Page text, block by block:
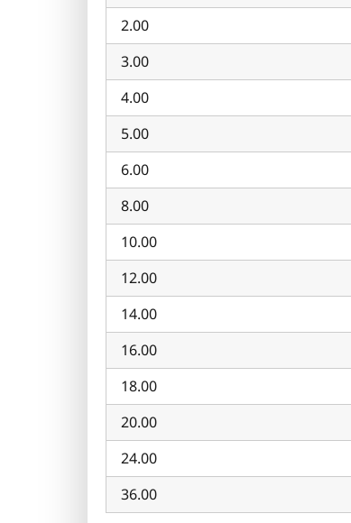
2.00
3.00
4.00
5.00
6.00
8.00
10.00
12.00
14.00
16.00
18.00
20.00
24.00
36.00